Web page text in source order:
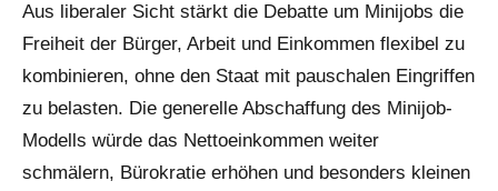
Aus liberaler Sicht stärkt die Debatte um Minijobs die
Freiheit der Bürger, Arbeit und Einkommen flexibel zu
kombinieren, ohne den Staat mit pauschalen Eingriffen
zu belasten. Die generelle Abschaffung des Minijob-
Modells würde das Nettoeinkommen weiter
schmälern, Bürokratie erhöhen und besonders kleinen